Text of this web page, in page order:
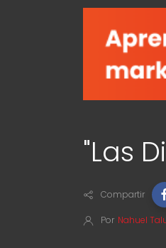
"Las
Compartir
Por Nahuel